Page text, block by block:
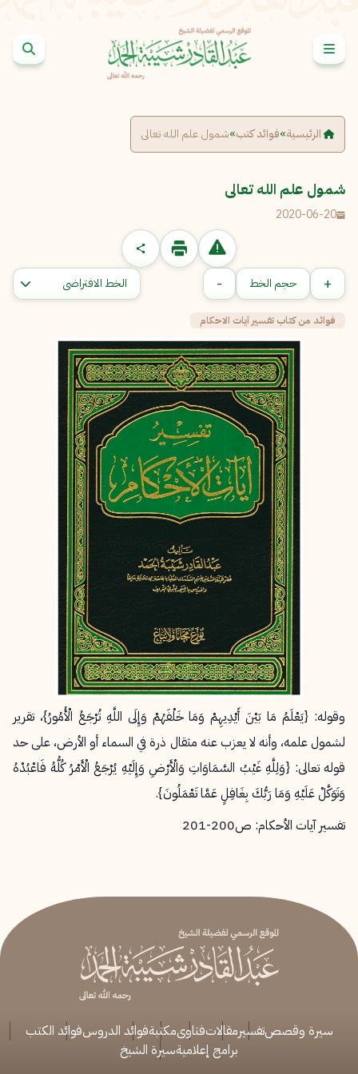
الرئيسية»فوائد كتب»شمول علم الله تعالى
شمول علم الله تعالى
2020-06-20
الإبلاغ عن مشكلة
الاسم الكامل*
إرسال إلغاء
+ حجم الخط -
فوائد من كتاب تفسير آيات الاحكام
وقوله: {يَعْلَمُ مَا بَيْنَ أَيْدِيهِمْ وَمَا خَلْفَهُمْ وَإِلَى اللَّهِ تُرْجَعُ الْأُمُورُ}، تقرير
لشمول علمه، وأنه لا يعزب عنه مثقال ذرة في السماء أو الأرض، على حد
قوله تعالى: {وَلِلَّهِ غَيْبُ السَّمَاوَاتِ وَالْأَرْضِ وَإِلَيْهِ يُرْجَعُ الْأَمْرُ كُلُّهُ فَاعْبُدْهُ
وَتَوَكَّلْ عَلَيْهِ وَمَا رَبُّكَ بِغَافِلٍ عَمَّا تَعْمَلُونَ}.
تفسير آيات الأحكام: ص200-201
سيرة وقصصتفسيرمقالاتفتاوىمكتبةفوائد الدروسفوائد الكتب
برامج إعلاميةسيرة الشيخ